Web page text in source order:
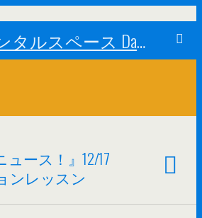
両国 レンタルスペース Dance Studio Happy Turn (ダンススタジオ ハッピーターン)
ュース！』12/17
ンレッスン